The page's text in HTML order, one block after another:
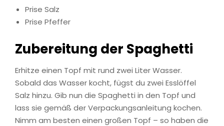
Prise Salz
Prise Pfeffer
Zubereitung der Spaghetti
Erhitze einen Topf mit rund zwei Liter Wasser.
Sobald das Wasser kocht, fügst du zwei Esslöffel
Salz hinzu. Gib nun die Spaghetti in den Topf und
lass sie gemäß der Verpackungsanleitung kochen.
Nimm am besten einen großen Topf – so haben die